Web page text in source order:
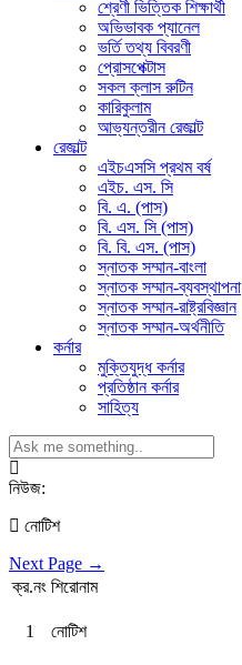
শ্রেণী ভিত্তিক শিক্ষার্থী
অভিভাবক প্যানেল
ভর্তি তথ্য বিবরণী
প্রোসপেক্টাস
সকল ক্লাস রুটিন
কারিকুলাম
আভ্যন্তরীন রেজাল্ট
রেজাল্ট
এইচএসসি প্রথম বর্ষ
এইচ. এস. সি
বি. এ. (পাস)
বি. এস. সি (পাস)
বি. বি. এস. (পাস)
স্নাতক সম্মান-বাংলা
স্নাতক সম্মান-ব্যবস্থাপনা
স্নাতক সম্মান-রাষ্ট্রবিজ্ঞান
স্নাতক সম্মান-অর্থনীতি
কর্নার
মুক্তিযুদ্ধ কর্নার
প্রতিষ্ঠান কর্নার
সাহিত্য
নিউজ:
নোটিশ
Next Page →
ক্র.নং শিরোনাম
1 নোটিশ